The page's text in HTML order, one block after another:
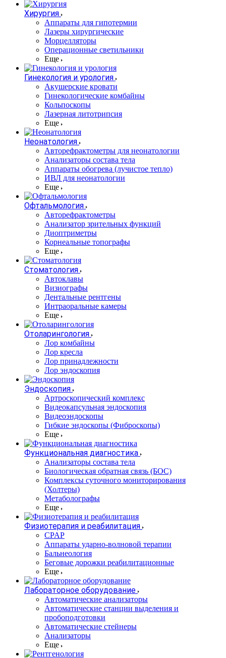
Хирургия
Аппараты для гипотермии
Лазеры хирургические
Морцелляторы
Операционные светильники
Еще
Гинекология и урология
Акушерские кровати
Гинекологические комбайны
Кольпоскопы
Лазерная литотрипсия
Еще
Неонатология
Авторефрактометры для неонатологии
Анализаторы состава тела
Аппараты обогрева (лучистое тепло)
ИВЛ для неонатологии
Еще
Офтальмология
Авторефрактометры
Анализатор зрительных функций
Диоптриметры
Корнеальные топографы
Еще
Стоматология
Автоклавы
Визиографы
Дентальные рентгены
Интраоральные камеры
Еще
Отоларингология
Лор комбайны
Лор кресла
Лор принадлежности
Лор эндоскопия
Эндоскопия
Артроскопический комплекс
Видеокапсульная эндоскопия
Видеоэндоскопы
Гибкие эндоскопы (Фиброcкопы)
Еще
Функциональная диагностика
Анализаторы состава тела
Биологическая обратная связь (БОС)
Комплексы суточного мониторирования
(Холтеры)
Метаболографы
Еще
Физиотерапия и реабилитация
CPAP
Аппараты ударно-волновой терапии
Бальнеология
Беговые дорожки реабилитационные
Еще
Лабораторное оборудование
Автоматические анализаторы
Автоматические станции выделения и
пробоподготовки
Автоматические стейнеры
Анализаторы
Еще